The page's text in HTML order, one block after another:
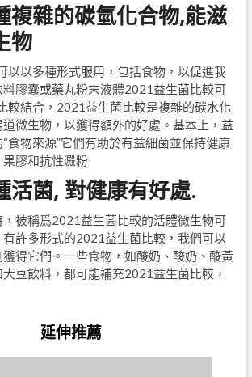
複雜的碳氫化合物,能滋
物
以以多種形式服用，包括食物，以促進我
膠囊或藥丸粉末液體2021益生菌比較可
較結合，2021益生菌比較是複雜的碳水化
微生物，以獲得額外的好處。基本上，益
食物來源”它們有助於有益細菌並保持健康
膠和抗性澱粉
活菌, 對健康有好處.
被稱爲2021益生菌比較的活體微生物可
許多形式的2021益生菌比較，我們可以
得它們。一些食物，如酸奶、酸奶、酸黃
豆飲料，都可能補充2021益生菌比較，
延伸推薦